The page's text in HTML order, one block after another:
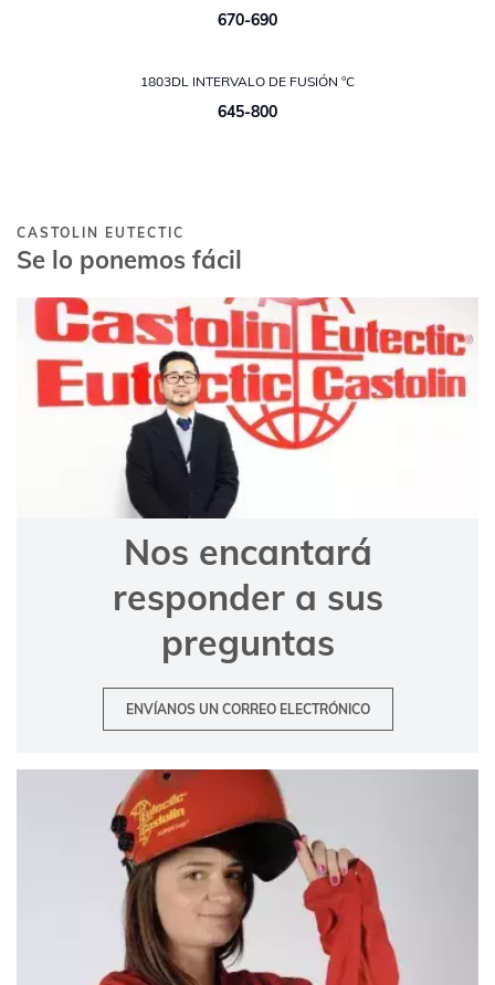
670-690
1803DL INTERVALO DE FUSIÓN °C
645-800
CASTOLIN EUTECTIC
Se lo ponemos fácil
Nos encantará
responder a sus
preguntas
ENVÍANOS UN CORREO ELECTRÓNICO